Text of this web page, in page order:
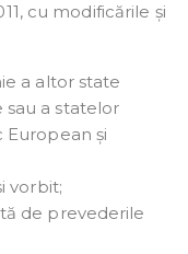
cu modificările și
a altor state
a statelor
European și
vorbit;
de prevederile